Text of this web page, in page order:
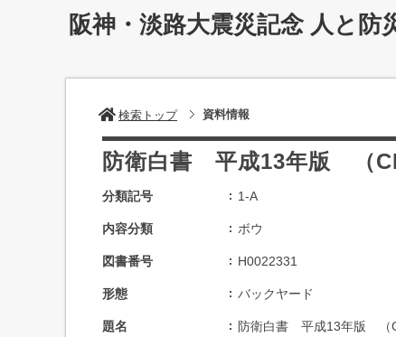
阪神・淡路大震災記念 人と
検索トップ 資料情報
防衛白書 平成13年版 （
分類記号 1-A
内容分類 ボウ
図書番号 H0022331
形態 バックヤード
題名 防衛白書 平成13年版 （